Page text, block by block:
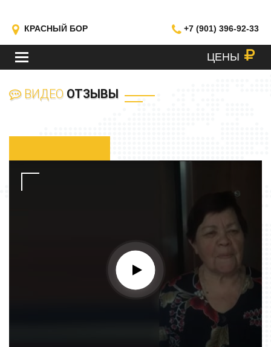
КРАСНЫЙ БОР +7 (901) 396-92-33
МЕНЮ ЦЕНЫ
ВИДЕО ОТЗЫВЫ